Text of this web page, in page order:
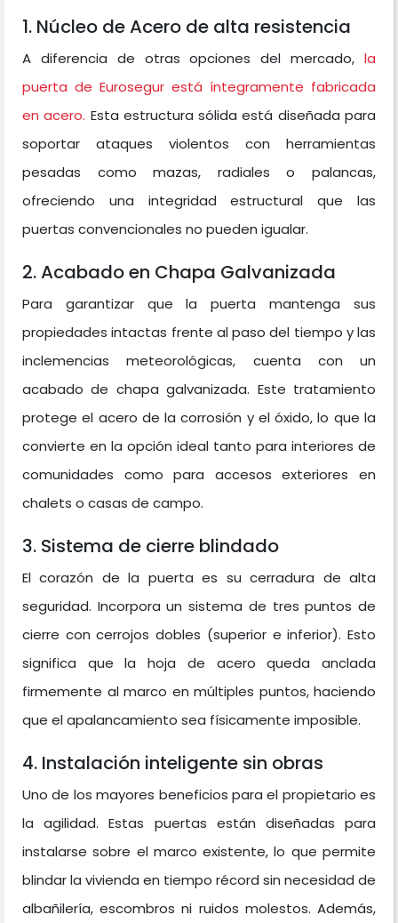
1. Núcleo de Acero de alta resistencia
A diferencia de otras opciones del mercado, la
puerta de Eurosegur está íntegramente fabricada
en acero. Esta estructura sólida está diseñada para
soportar ataques violentos con herramientas
pesadas como mazas, radiales o palancas,
ofreciendo una integridad estructural que las
puertas convencionales no pueden igualar.
2. Acabado en Chapa Galvanizada
Para garantizar que la puerta mantenga sus
propiedades intactas frente al paso del tiempo y las
inclemencias meteorológicas, cuenta con un
acabado de chapa galvanizada. Este tratamiento
protege el acero de la corrosión y el óxido, lo que la
convierte en la opción ideal tanto para interiores de
comunidades como para accesos exteriores en
chalets o casas de campo.
3. Sistema de cierre blindado
El corazón de la puerta es su cerradura de alta
seguridad. Incorpora un sistema de tres puntos de
cierre con cerrojos dobles (superior e inferior). Esto
significa que la hoja de acero queda anclada
firmemente al marco en múltiples puntos, haciendo
que el apalancamiento sea físicamente imposible.
4. Instalación inteligente sin obras
Uno de los mayores beneficios para el propietario es
la agilidad. Estas puertas están diseñadas para
instalarse sobre el marco existente, lo que permite
blindar la vivienda en tiempo récord sin necesidad de
albañilería, escombros ni ruidos molestos. Además,